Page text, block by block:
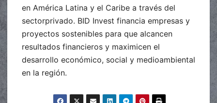
en América Latina y el Caribe a través del
sectorprivado. BID Invest financia empresas y
proyectos sostenibles para que alcancen
resultados financieros y maximicen el
desarrollo económico, social y medioambiental
en la región.